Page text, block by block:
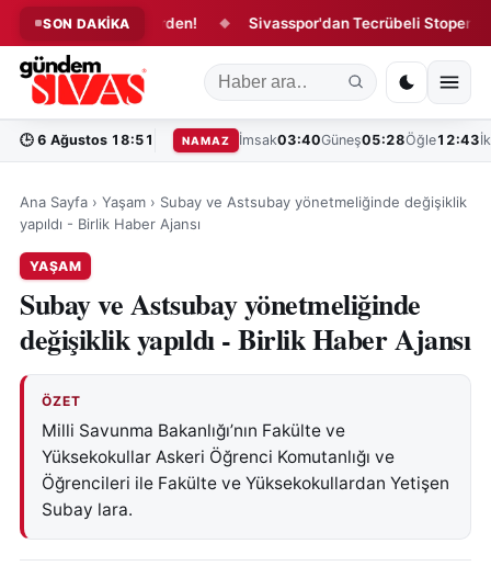
SON DAKİKA
4 İmza Birden! ◆ Sivasspor'dan Tecrübeli Stopere 1
🕒 6 Ağustos 18:51 NAMAZ İmsak03:40Güneş05:28Öğle12:43
Ana Sayfa › Yaşam › Subay ve Astsubay yönetmeliğinde değişiklik
yapıldı - Birlik Haber Ajansı
YAŞAM
Subay ve Astsubay yönetmeliğinde
değişiklik yapıldı - Birlik Haber Ajansı
ÖZET
Milli Savunma Bakanlığı’nın Fakülte ve
Yüksekokullar Askeri Öğrenci Komutanlığı ve
Öğrencileri ile Fakülte ve Yüksekokullardan Yetişen
Subay lara.